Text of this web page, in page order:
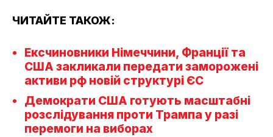
ЧИТАЙТЕ ТАКОЖ:
Ексчиновники Німеччини, Франції та
США закликали передати заморожені
активи рф новій структурі ЄС
Демократи США готують масштабні
розслідування проти Трампа у разі
перемоги на виборах